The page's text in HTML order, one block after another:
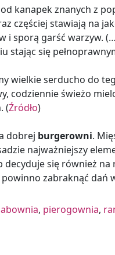
kanapek znanych z
częściej stawiają na
i sporą garść warzyw.
stając się
wielkie serducho do
codziennie świeżo
(Źródło)
dobrej burgerowni.
najważniejszy
się również na
powinno zabraknąć dań
, pierogownia,